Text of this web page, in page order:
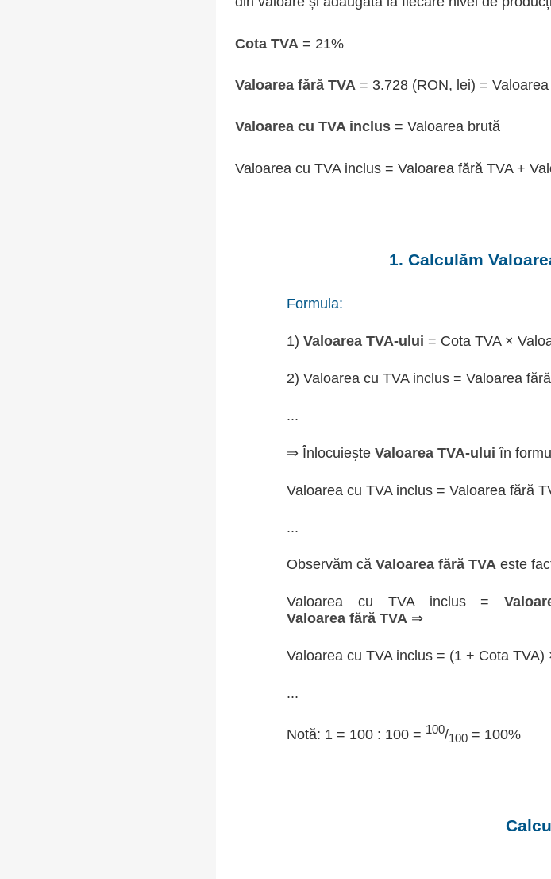
Cota TVA = 21%
Valoarea fără TVA= 3.728 (RON, lei) = Valoarea
Valoarea cu TVA inclus= Valoarea brută
Valoarea cu TVA inclus = Valoarea fără TVA +
1. Calculăm
Formula:
1)Valoarea TVA-ului = Cota TVA ×
2) Valoarea cu TVA inclus = Valoarea
...
⇒ ÎnlocuieșteValoarea TVA-ului în
Valoarea cu TVA inclus = Valoarea fără
...
Observăm căValoarea fără TVA este
Valoarea cu TVA inclus =
Valoarea fără TVA ⇒
Valoarea cu TVA inclus = (1 + Cota TVA)
...
Notă: 1 = 100 : 100 = 100/100 = 100%